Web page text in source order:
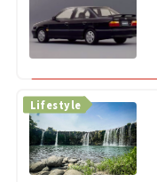
Lifestyle